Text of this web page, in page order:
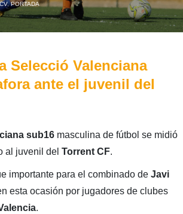
,PORTADA
Selecció Valenciana
ante el juvenil del
sub16masculina de fútbol se midió
al juvenil del Torrent CF.
importante para el combinado de Javi
esta ocasión por jugadores de clubes
.